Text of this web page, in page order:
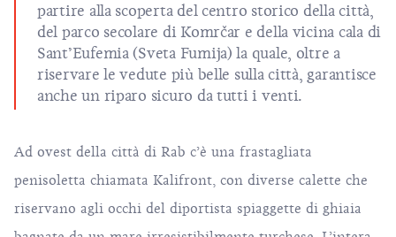
partire alla scoperta del centro storico della città,
del parco secolare di Komrčar e della vicina cala di
Sant’Eufemia (Sveta Fumija) la quale, oltre a
riservare le vedute più belle sulla città, garantisce
anche un riparo sicuro da tutti i venti.
Ad ovest della città di Rab c’è una frastagliata
penisoletta chiamata Kalifront, con diverse calette che
riservano agli occhi del diportista spiaggette di ghiaia